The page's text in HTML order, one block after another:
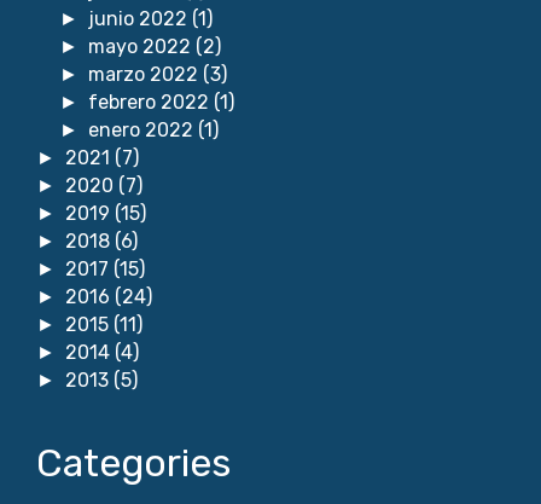
► junio 2022 (1)
► mayo 2022 (2)
► marzo 2022 (3)
► febrero 2022 (1)
► enero 2022 (1)
► 2021 (7)
► 2020 (7)
► 2019 (15)
► 2018 (6)
► 2017 (15)
► 2016 (24)
► 2015 (11)
► 2014 (4)
► 2013 (5)
Categories